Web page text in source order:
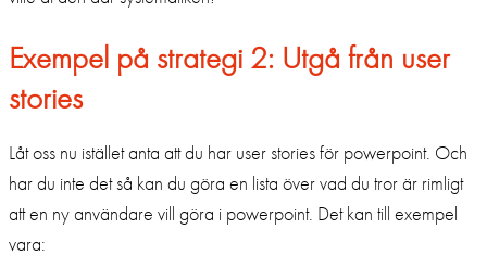
Exempel på strategi 2: Utgå från user
stories
Låt oss nu istället anta att du har user stories för powerpoint. Och
har du inte det så kan du göra en lista över vad du tror är rimligt
att en ny användare vill göra i powerpoint. Det kan till exempel
vara: